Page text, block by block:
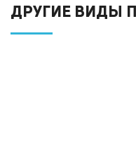
ДРУГИЕ ВИДЫ